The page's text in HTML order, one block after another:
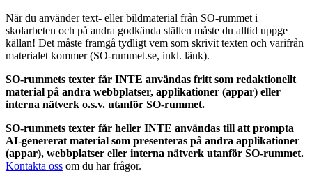
När du använder text- eller bildmaterial från SO-rummet i
skolarbeten och på andra godkända ställen måste du alltid uppge
källan! Det måste framgå tydligt vem som skrivit texten och varifrån
materialet kommer (SO-rummet.se, inkl. länk).
SO-rummets texter får INTE användas fritt som redaktionellt
material på andra webbplatser, applikationer (appar) eller
interna nätverk o.s.v. utanför SO-rummet.
SO-rummets texter får heller INTE användas till att prompta
AI-genererat material som presenteras på andra applikationer
(appar), webbplatser eller interna nätverk utanför SO-rummet.
Kontakta oss om du har frågor.